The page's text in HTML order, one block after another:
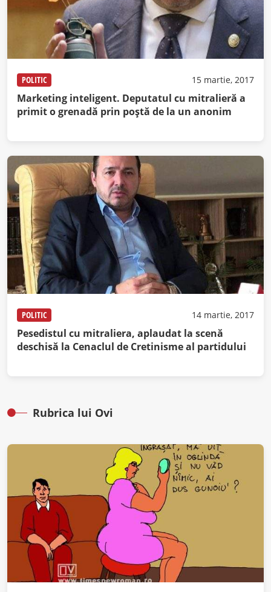
POLITIC 15 martie, 2017
Marketing inteligent. Deputatul cu mitralieră a
primit o grenadă prin poştă de la un anonim
POLITIC 14 martie, 2017
Pesedistul cu mitraliera, aplaudat la scenă
deschisă la Cenaclul de Cretinisme al partidului
Rubrica lui Ovi